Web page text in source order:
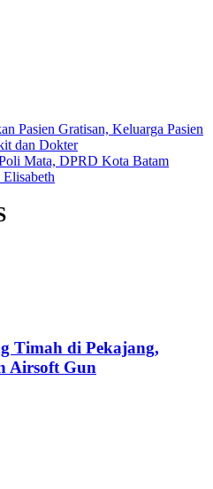
Pasien Gratisan, Keluarga Pasien
dan Dokter
Mata, DPRD Kota Batam
Timah di Pekajang,
Airsoft Gun